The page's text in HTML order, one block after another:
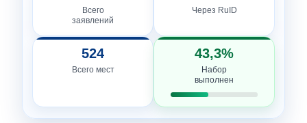
Всего
заявлений
Через RuID
524
Всего мест
43,3%
Набор
выполнен